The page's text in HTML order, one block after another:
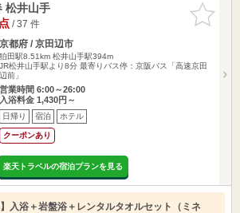
お気に入
りに追加
松井山手
/ 37 件
京都府 / 京田辺市
狛田駅8.51km 松井山手駅394m
JR松井山手駅より8分 最寄りバス停：京阪バス「高速京田
辺前」
営業時間 6:00～26:00
入浴料金 1,430円～
日帰り 宿泊 ホテル
クーポンあり
楽天トラベルの宿泊プランを見る
】入浴＋岩盤浴＋レンタルタオルセット（ミネ